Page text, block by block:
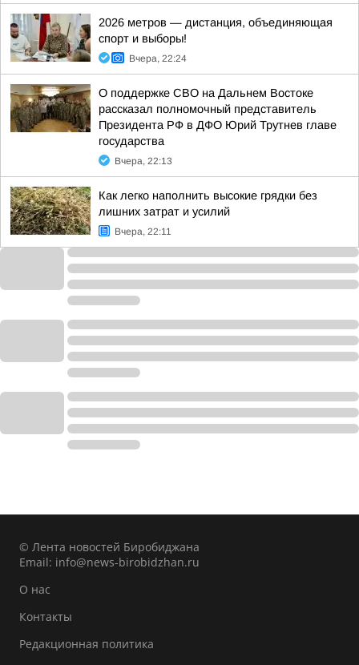
2026 метров — дистанция, объединяющая
спорт и выборы!
Вчера, 22:24
О поддержке СВО на Дальнем Востоке
рассказал полномочный представитель
Президента РФ в ДФО Юрий Трутнев главе
государства
Вчера, 22:13
Как легко наполнить высокие грядки без
лишних затрат и усилий
Вчера, 22:11
© Лента новостей Биробиджана
Email: info@news-birobidzhan.ru
О нас
Контакты
Редакционная политика